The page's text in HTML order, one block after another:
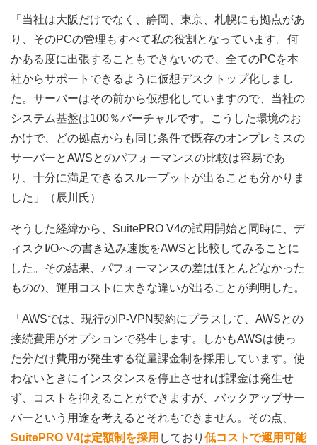
「当社は大阪だけでなく、静岡、東京、札幌にも拠点があ
り、そのPCの管理もすべて私の役割となっています。何
かある度に出張することもできないので、全てのPCを本
社からサポートできるように仮想デスクトップ化しまし
た。サーバーはその前から仮想化していますので、当社の
システム基盤は100％バーチャルです。こうした環境のお
かけで、どの拠点からも同じ条件で既存のオンプレミスの
サーバーとAWSとのパフォーマンスの比較は容易であ
り、十分に満足できるスループットが出ることも分かりま
した」（辰川氏）
そうした経緯から、SuitePRO V4の試用開始と同時に、デ
ィスクI/Oへの書き込み速度をAWSと比較してみることに
した。その結果、パフォーマンスの差はほとんどなかった
ものの、運用コストに大きな違いが出ることが判明した。
「AWSでは、現行のIP-VPN契約にプラスして、AWSとの
接続費用がオプションで発生します。しかもAWSは使っ
た分だけ費用が発生する従量課金制を採用しています。使
わないときにインスタンスを停止させれば課金は発生せ
ず、コストを抑えることができますが、バックアップサー
バーという用途を考えるとそれもできません。その点、
SuitePRO V4は定額制を採用 しており 低コストで運用可能